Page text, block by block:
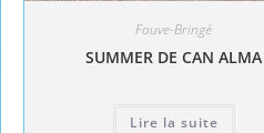
Fauve-Bringé
SUMMER DE CAN ALMA
Lire la suite